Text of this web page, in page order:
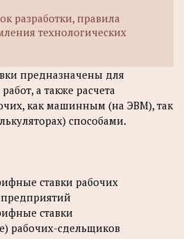
разработки, правила
технологических
предназначены для
а также расчета
как машинным (на ЭВМ), так
способами.
ставки рабочих
ставки
рабочих-сдельщиков